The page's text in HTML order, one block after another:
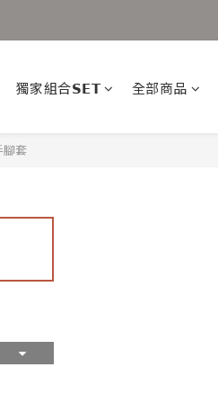
獨家組合𝗦𝗘𝗧 全部商品
腳套